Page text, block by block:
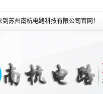
苏州南杭电路科技有限公司官网！